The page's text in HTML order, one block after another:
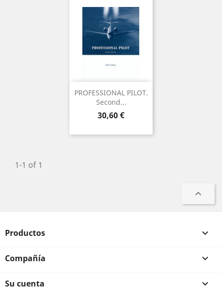
PROFESSIONAL PILOT.
Second...
Precio
30,60 €
1-1 of 1

Productos 
Compañía 
Su cuenta 